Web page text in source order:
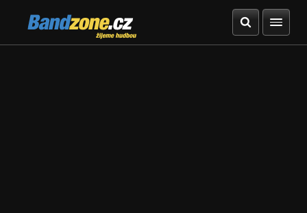
Bandzone.cz
žijeme hudbou